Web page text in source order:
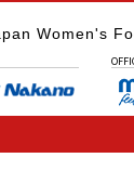
Women's